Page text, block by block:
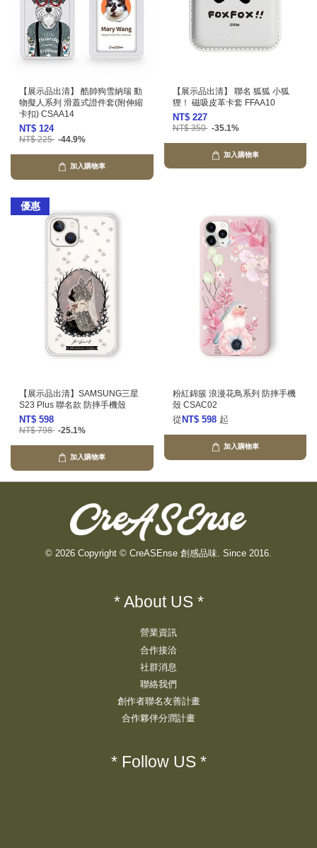
【展示品出清】 酷帥狗雪納瑞 動
物擬人系列 滑蓋式證件套(附伸縮
卡扣) CSAA14
NT$ 124
NT$ 225 -44.9%
加入購物車
【展示品出清】 聯名 狐狐 小狐
狸！ 磁吸皮革卡套 FFAA10
NT$ 227
NT$ 350 -35.1%
加入購物車
優惠
【展示品出清】SAMSUNG三星
S23 Plus 聯名款 防摔手機殼
NT$ 598
NT$ 798 -25.1%
加入購物車
粉紅錦簇 浪漫花鳥系列 防摔手機
殼 CSAC02
從 NT$ 598 起
加入購物車
© 2026 Copyright © CreASEnse 創感品味. Since 2016.
* About US *
營業資訊
合作接洽
社群消息
聯絡我們
創作者聯名友善計畫
合作夥伴分潤計畫
* Follow US *